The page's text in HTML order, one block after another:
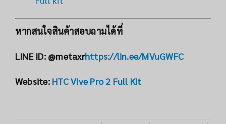
หากสนใจสินค้าสอบถามได้ที่
LINE ID: @metaxrhttps://lin.ee/MVuGWFC
Website: HTC Vive Pro 2 Full Kit